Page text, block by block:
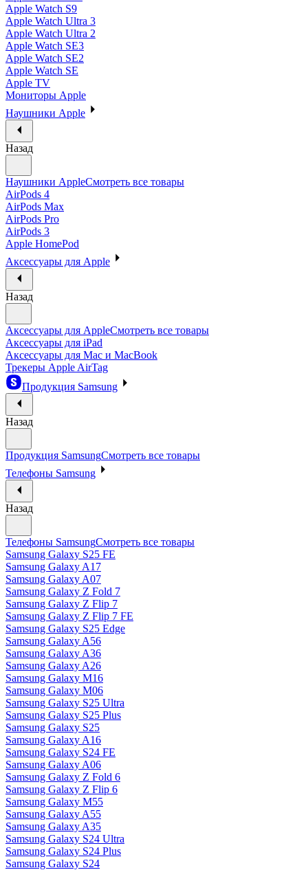
Apple Watch S9
Apple Watch Ultra 3
Apple Watch Ultra 2
Apple Watch SE3
Apple Watch SE2
Apple Watch SE
Apple TV
Мониторы Apple
Наушники Apple
Назад
Наушники AppleСмотреть все товары
AirPods 4
AirPods Max
AirPods Pro
AirPods 3
Apple HomePod
Аксессуары для Apple
Назад
Аксессуары для AppleСмотреть все товары
Аксессуары для iPad
Аксессуары для Mac и MacBook
Трекеры Apple AirTag
Продукция Samsung
Назад
Продукция SamsungСмотреть все товары
Телефоны Samsung
Назад
Телефоны SamsungСмотреть все товары
Samsung Galaxy S25 FE
Samsung Galaxy A17
Samsung Galaxy A07
Samsung Galaxy Z Fold 7
Samsung Galaxy Z Flip 7
Samsung Galaxy Z Flip 7 FE
Samsung Galaxy S25 Edge
Samsung Galaxy A56
Samsung Galaxy A36
Samsung Galaxy A26
Samsung Galaxy M16
Samsung Galaxy M06
Samsung Galaxy S25 Ultra
Samsung Galaxy S25 Plus
Samsung Galaxy S25
Samsung Galaxy A16
Samsung Galaxy S24 FE
Samsung Galaxy A06
Samsung Galaxy Z Fold 6
Samsung Galaxy Z Flip 6
Samsung Galaxy M55
Samsung Galaxy A55
Samsung Galaxy A35
Samsung Galaxy S24 Ultra
Samsung Galaxy S24 Plus
Samsung Galaxy S24